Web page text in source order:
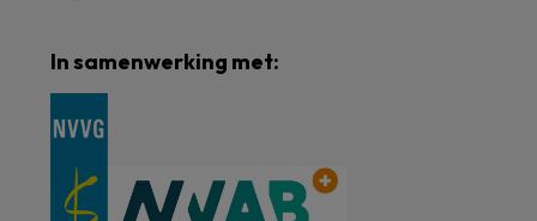
In samenwerking met: